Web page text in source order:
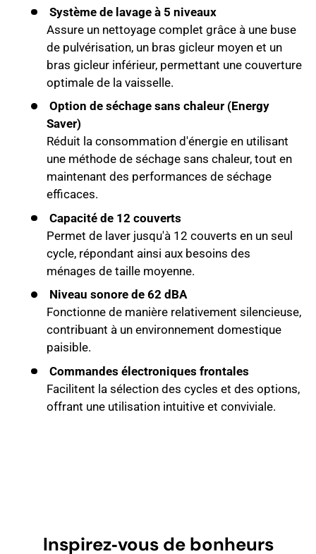
Système de lavage à 5 niveaux
Assure un nettoyage complet grâce à une buse
de pulvérisation, un bras gicleur moyen et un
bras gicleur inférieur, permettant une couverture
optimale de la vaisselle.
Option de séchage sans chaleur (Energy
Saver)
Réduit la consommation d'énergie en utilisant
une méthode de séchage sans chaleur, tout en
maintenant des performances de séchage
efficaces.
Capacité de 12 couverts
Permet de laver jusqu'à 12 couverts en un seul
cycle, répondant ainsi aux besoins des
ménages de taille moyenne.
Niveau sonore de 62 dBA
Fonctionne de manière relativement silencieuse,
contribuant à un environnement domestique
paisible.
Commandes électroniques frontales
Facilitent la sélection des cycles et des options,
offrant une utilisation intuitive et conviviale.
Inspirez‑vous de bonheurs